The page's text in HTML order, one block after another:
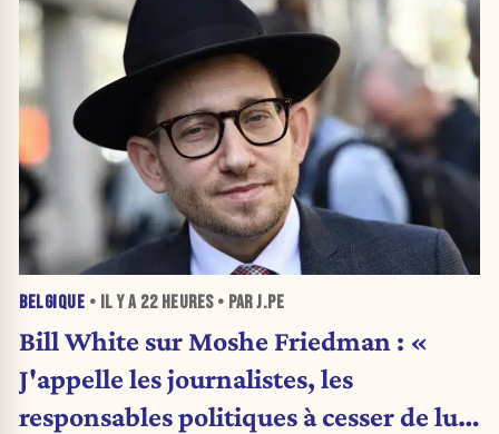
BELGIQUE • IL Y A 22 HEURES• PAR J.PE
Bill White sur Moshe Friedman : «
J'appelle les journalistes, les
responsables politiques à cesser de lui